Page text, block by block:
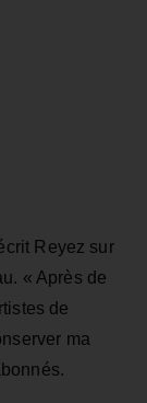
Reyez sur
« Après de
de
ma